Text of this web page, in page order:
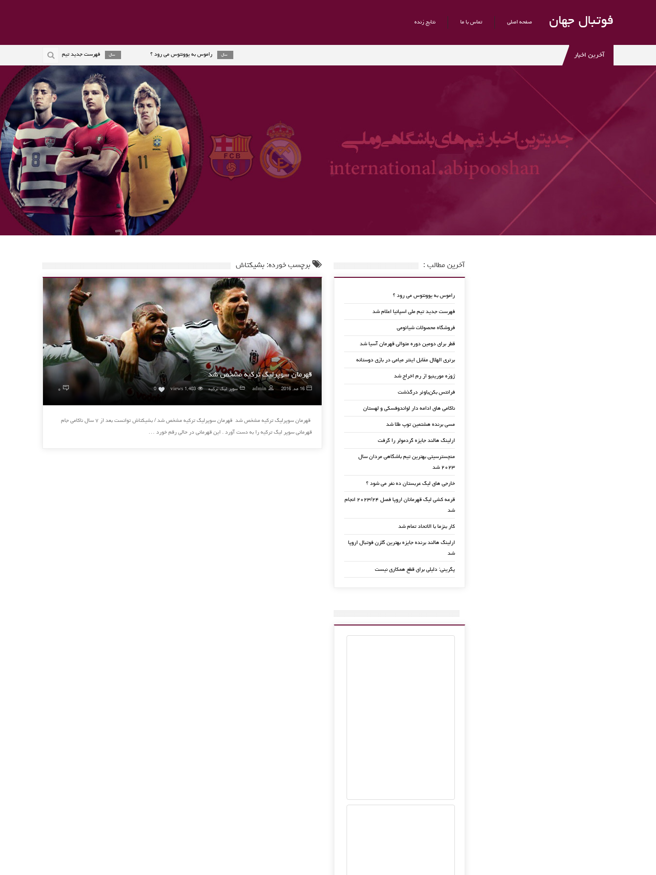
فوتبال جهان صفحه اصلی تماس با ما نتایج زنده
آخرین اخبار راموس به یوونتوس می رود ؟ فهرست جدید تیم ملی اسپانیا اعلام شد
ارلینگ هالند جایزه گردمولر را گرفت
برچسب خورده: بشیکتاش
قهرمان سوپرلیگ ترکیه مشخص شد
16 مه, 2016 admin سوپر لیگ ترکیه 1,403 views
0 ۰
قهرمان سوپرلیگ ترکیه مشخص شد قهرمان سوپرلیگ ترکیه مشخص شد / بشیکتاش توانست بعد از ۷ سال ناکامی جام
قهرمانی سوپر لیگ ترکیه را به دست آورد . این قهرمانی در حالی رقم خورد …
آخرین مطالب :
راموس به یوونتوس می رود ؟
فهرست جدید تیم ملی اسپانیا اعلام شد
فروشگاه محصولات شیائومی
قطر برای دومین دوره متوالی قهرمان آسیا شد
برتری الهلال مقابل اینتر میامی در بازی دوستانه
ژوزه مورینیو از رم اخراج شد
فرانتس بکن‌باوئر درگذشت
ناکامی های ادامه دار لواندوفسکی و لهستان
مسی برنده هشتمین توپ طلا شد
ارلینگ هالند جایزه گردمولر را گرفت
منچسترسیتی بهترین تیم باشگاهی مردان سال
۲۰۲۳ شد
خارجی های لیگ عربستان ده نفر می شود ؟
قرعه کشی لیگ قهرمانان اروپا فصل ۲۰۲۳/۲۴ انجام
شد
کار بنزما با الاتحاد تمام شد
ارلینگ هالند برنده جایزه بهترین گلزن فوتبال اروپا
شد
پگرینی: دلیلی برای قطع همکاری نیست